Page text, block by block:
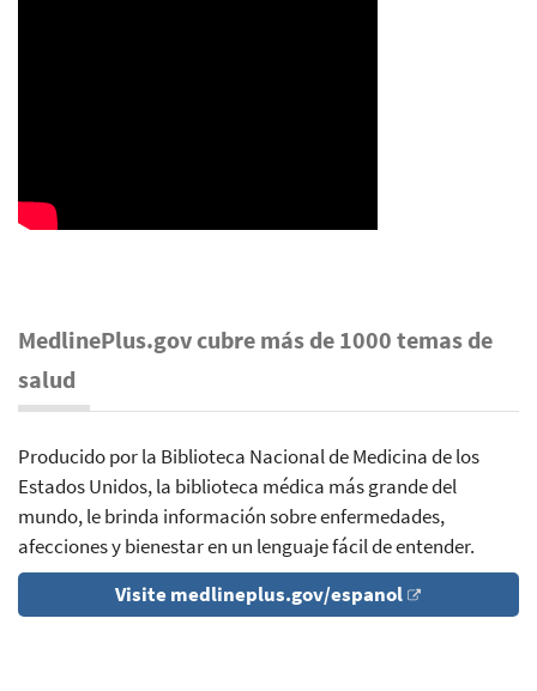
MedlinePlus.gov cubre más de 1000 temas de
salud
Producido por la Biblioteca Nacional de Medicina de los
Estados Unidos, la biblioteca médica más grande del
mundo, le brinda información sobre enfermedades,
afecciones y bienestar en un lenguaje fácil de entender.
Visite medlineplus.gov/espanol